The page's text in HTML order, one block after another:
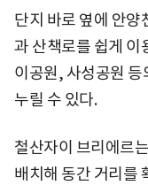
단지 바로 옆에 안양
과 산책로를 쉽게 이
이공원, 사성공원
누릴 수 있다.
철산자이 브리에르
배치해 동간 거리를